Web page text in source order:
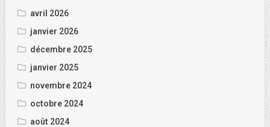
avril 2026
janvier 2026
décembre 2025
janvier 2025
novembre 2024
octobre 2024
août 2024